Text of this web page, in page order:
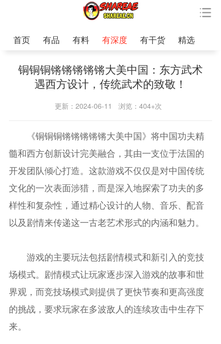
首页 有品 有料 有深度 有干货 精选
铜铜铜锵锵锵锵锵大美中国：东方武术
遇西方设计，传统武术的致敬！
更新：2024-06-11 浏览：404+次
《铜铜铜锵锵锵锵锵大美中国》将中国功夫精
髓和西方创新设计完美融合，其由一支位于法国的
开发团队倾心打造。这款游戏不仅仅是对中国传统
文化的一次表面涉猎，而是深入地探索了功夫的多
样性和复杂性，通过精心设计的人物、音乐、配音
以及剧情来传递这一古老艺术形式的内涵和魅力。
游戏的主要玩法包括剧情模式和新引入的竞技
场模式。剧情模式让玩家逐步深入游戏的故事和世
界观，而竞技场模式则提供了更快节奏和更高强度
的挑战，要求玩家在多波敌人的连续攻击中生存下
来。